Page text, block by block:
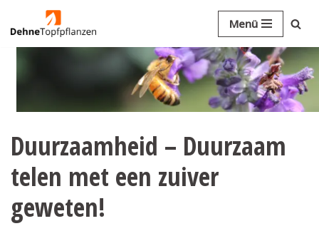
Ga
Menü
Duurzaamheid – Duurzaam
telen met een zuiver
geweten!